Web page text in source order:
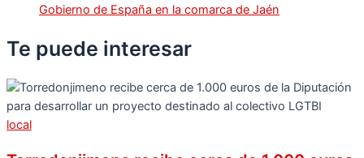
Gobierno de España en la comarca de Jaén
Te puede interesar
local